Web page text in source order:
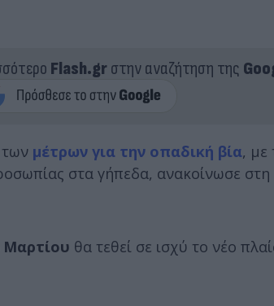
Flash.grστην αναζήτηση της
μέτρων για την οπαδική βία, με
στα γήπεδα, ανακοίνωσε
Μαρτίου θα τεθεί σε ισχύ το νέο